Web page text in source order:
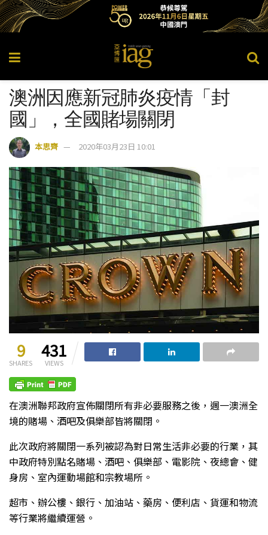
澳洲因應新冠肺炎疫情「封
國」，全國賭場關閉
本思齊 2020年03月23日 10:01
9
SHARES
431
VIEWS
在澳洲聯邦政府宣佈關閉所有非必要服務之後，週一澳洲全
境的賭場、酒吧及俱樂部皆將關閉。
此次政府將關閉一系列被認為對日常生活非必要的行業，其
中政府特別點名賭場、酒吧、俱樂部、電影院、夜總會、健
身房、室內運動場館和宗教場所。
超市、辦公樓、銀行、加油站、藥房、便利店、貨運和物流
等行業將繼續運營。